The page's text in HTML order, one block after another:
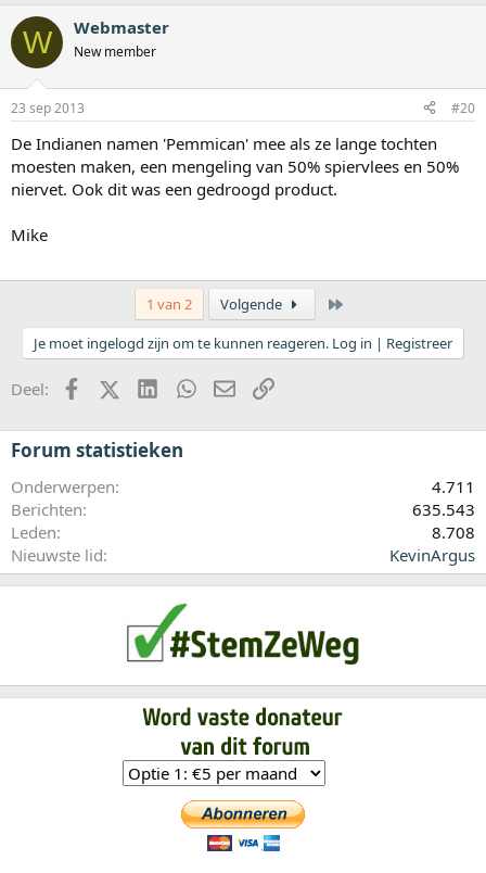
W Webmaster
New member
23 sep 2013 #20
De Indianen namen 'Pemmican' mee als ze lange tochten
moesten maken, een mengeling van 50% spiervlees en 50%
niervet. Ook dit was een gedroogd product.
Mike
1 van 2 Volgende
Je moet ingelogd zijn om te kunnen reageren. Log in | Registreer
Deel: FacebookX (Twitter)LinkedInWhatsApp
E-mailkoppeling
Forum statistieken
Onderwerpen
4.711
Berichten
635.543
Leden
8.708
Nieuwste lid
KevinArgus